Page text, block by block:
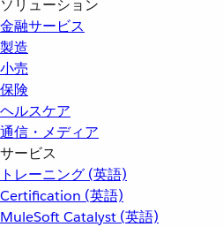
ソリューション
金融サービス
製造
小売
保険
ヘルスケア
通信・メディア
サービス
トレーニング (英語)
Certification (英語)
MuleSoft Catalyst (英語)